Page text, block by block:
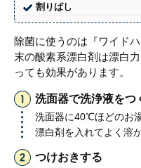
割りばし
除菌に使うのは『ワイド
末の酸素系漂白剤は漂白
っても効果があります。
洗面器で洗浄液をつ
洗面器に40℃ほどのお
漂白剤を入れてよく溶か
つけおきする